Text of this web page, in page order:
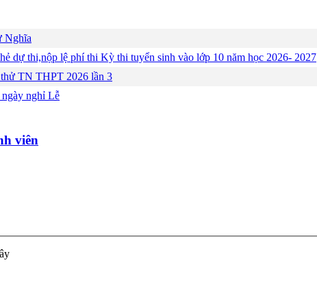
Nghĩa
dự thi,nộp lệ phí thi Kỳ thi tuyển sinh vào lớp 10 năm học 2026- 2027
thử TN THPT 2026 lần 3
nghỉ Lễ
viên